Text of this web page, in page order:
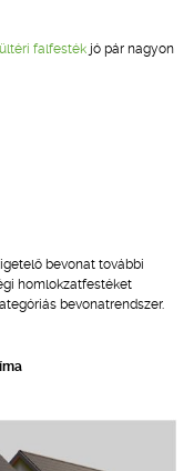
falfesték jó pár nagyon
bevonat további
homlokzatfestéket
bevonatrendszer.